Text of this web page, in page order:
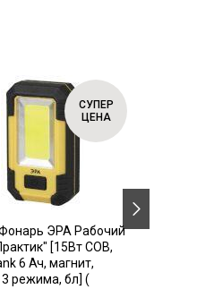
СУПЕР
ЦЕНА
ЭРА Рабочий
[15Вт COB,
6 Ач, магнит,
режима, бл] (